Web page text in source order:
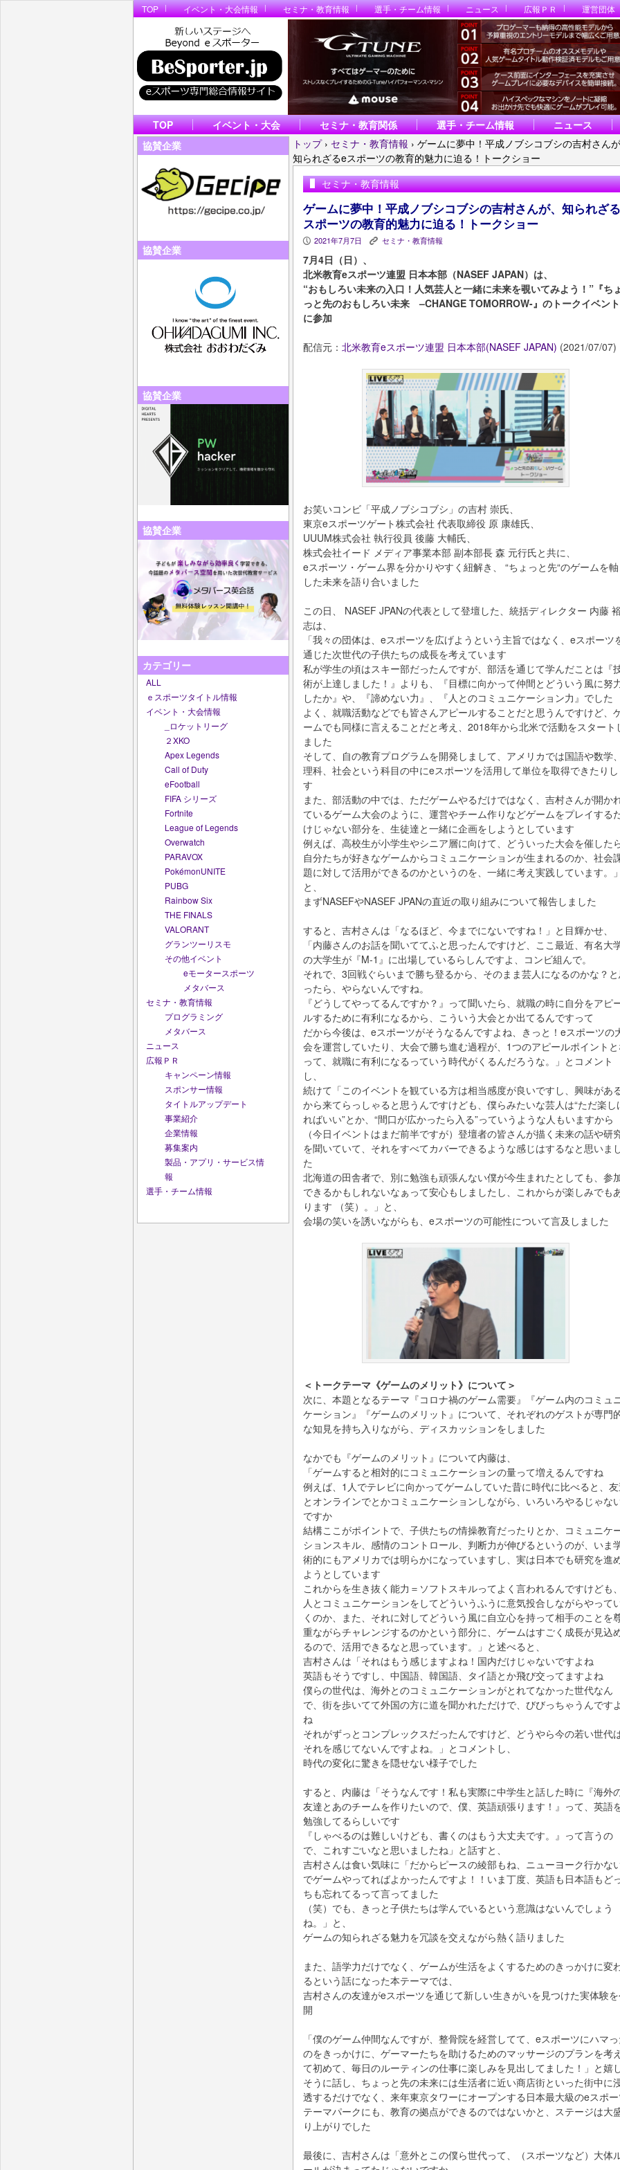
TOP イベント・大会情報 セミナ・教育情報 選手・チーム情報 ニュース 広報ＰＲ 運営団体
TOP イベント・大会 セミナ・教育関係 選手・チーム情報 ニュース
協賛企業
協賛企業
協賛企業
協賛企業
カテゴリー
ALL
ｅスポーツタイトル情報
イベント・大会情報
_ロケットリーグ
２XKO
Apex Legends
Call of Duty
eFootball
FIFA シリーズ
Fortnite
League of Legends
Overwatch
PARAVOX
PokémonUNITE
PUBG
Rainbow Six
THE FINALS
VALORANT
グランツーリスモ
その他イベント
eモータースポーツ
メタバース
セミナ・教育情報
プログラミング
メタバース
ニュース
広報ＰＲ
キャンペーン情報
スポンサー情報
タイトルアップデート
事業紹介
企業情報
募集案内
製品・アプリ・サービス情
報
選手・チーム情報
トップ › セミナ・教育情報 › ゲームに夢中！平成ノブシコブシの吉村さんが
知られざるeスポーツの教育的魅力に迫る！トークショー
セミナ・教育情報
ゲームに夢中！平成ノブシコブシの吉村さんが、知られざ
スポーツの教育的魅力に迫る！トークショー
P 2021年7月7日 K セミナ・教育情報
7月4日（日）、
北米教育eスポーツ連盟 日本本部（NASEF JAPAN）は、
“おもしろい未来の入口！人気芸人と一緒に未来を覗いてみよう！”『ちょ
っと先のおもしろい未来 –CHANGE TOMORROW-』のトークイベント
に参加
配信元： 北米教育eスポーツ連盟 日本本部(NASEF JAPAN) (2021/07/07)
お笑いコンビ「平成ノブシコブシ」の吉村 崇氏、
東京eスポーツゲート株式会社 代表取締役 原 康雄氏、
UUUM株式会社 執行役員 後藤 大輔氏、
株式会社イード メディア事業本部 副本部長 森 元行氏と共に、
eスポーツ・ゲーム界を分かりやすく紐解き、 “ちょっと先“のゲームを軸
した未来を語り合いました
この日、 NASEF JPANの代表として登壇した、統括ディレクター 内藤
志は、
「我々の団体は、eスポーツを広げようという主旨ではなく、eスポーツ
通じた次世代の子供たちの成長を考えています
私が学生の頃はスキー部だったんですが、部活を通じて学んだことは『
術が上達しました！』よりも、『目標に向かって仲間とどういう風に努
したか』や、『諦めない力』、『人とのコミュニケーション力』でした
よく、就職活動などでも皆さんアピールすることだと思うんですけど、
ームでも同様に言えることだと考え、2018年から北米で活動をスタート
ました
そして、自の教育プログラムを開発しまして、アメリカでは国語や数学、
理科、社会という科目の中にeスポーツを活用して単位を取得できたりし
す
また、部活動の中では、ただゲームやるだけではなく、吉村さんが開か
ているゲーム大会のように、運営やチーム作りなどゲームをプレイする
けじゃない部分を、生徒達と一緒に企画をしようとしています
例えば、高校生が小学生やシニア層に向けて、どういった大会を催した
自分たちが好きなゲームからコミュニケーションが生まれるのか、社会
題に対して活用ができるのかというのを、一緒に考え実践しています。」
と、
まずNASEFやNASEF JPANの直近の取り組みについて報告しました
すると、吉村さんは「なるほど、今までにないですね！」と目輝かせ、
「内藤さんのお話を聞いててふと思ったんですけど、ここ最近、有名大
の大学生が『M-1』に出場しているらしんですよ、コンビ組んで。
それで、3回戦ぐらいまで勝ち登るから、そのまま芸人になるのかな？
ったら、やらないんですね。
『どうしてやってるんですか？』って聞いたら、就職の時に自分をアピ
ルするために有利になるから、こういう大会とか出てるんですって
だから今後は、eスポーツがそうなるんですよね、きっと！eスポーツの
会を運営していたり、大会で勝ち進む過程が、1つのアピールポイント
って、就職に有利になるっていう時代がくるんだろうな。」とコメント
し、
続けて「このイベントを観ている方は相当感度が良いですし、興味があ
から来てらっしゃると思うんですけども、僕らみたいな芸人は“ただ楽し
ればいい”とか、“間口が広かったら入る”っていうような人もいますから
（今日イベントはまだ前半ですが）登壇者の皆さんが描く未来の話や研
を聞いていて、それをすべてカバーできるような感じはするなと思いま
た
北海道の田舎者で、別に勉強も頑張んない僕が今生まれたとしても、参
できるかもしれないなぁって安心もしましたし、これからが楽しみでも
ります （笑）。」と、
会場の笑いを誘いながらも、eスポーツの可能性について言及しました
＜トークテーマ《ゲームのメリット》について＞
次に、本題となるテーマ『コロナ禍のゲーム需要』『ゲーム内のコミュ
ケーション』『ゲームのメリット』について、それぞれのゲストが専門
な知見を持ち入りながら、ディスカッションをしました
なかでも『ゲームのメリット』について内藤は、
「ゲームすると相対的にコミュニケーションの量って増えるんですね
例えば、1人でテレビに向かってゲームしていた昔に時代に比べると、
とオンラインでとかコミュニケーションしながら、いろいろやるじゃな
ですか
結構ここがポイントで、子供たちの情操教育だったりとか、コミュニケ
ションスキル、感情のコントロール、判断力が伸びるというのが、いま
術的にもアメリカでは明らかになっていますし、実は日本でも研究を進
ようとしています
これからを生き抜く能力＝ソフトスキルってよく言われるんですけども、
人とコミュニケーションをしてどういうふうに意気投合しながらやって
くのか、また、それに対してどういう風に自立心を持って相手のことを
重ながらチャレンジするのかという部分に、ゲームはすごく成長が見込
るので、活用できるなと思っています。」と述べると、
吉村さんは「それはもう感じますよね！国内だけじゃないですよね
英語もそうですし、中国語、韓国語、タイ語とか飛び交ってますよね
僕らの世代は、海外とのコミュニケーションがとれてなかった世代なん
で、街を歩いてて外国の方に道を聞かれただけで、びびっちゃうんですよ
ね
それがずっとコンプレックスだったんですけど、どうやら今の若い世代
それを感じてないんですよね。」とコメントし、
時代の変化に驚きを隠せない様子でした
すると、内藤は「そうなんです！私も実際に中学生と話した時に『海外
友達とあのチームを作りたいので、僕、英語頑張ります！』って、英語
勉強してるらしいです
『しゃべるのは難しいけども、書くのはもう大丈夫です。』って言うの
で、これすごいなと思いましたね」と話すと、
吉村さんは食い気味に「だからピースの綾部もね、ニューヨーク行かな
でゲームやってればよかったんですよ！！いま丁度、英語も日本語もど
ちも忘れてるって言ってました
（笑）でも、きっと子供たちは学んでいるという意識はないんでしょう
ね。」と、
ゲームの知られざる魅力を冗談を交えながら熱く語りました
また、語学力だけでなく、ゲームが生活をよくするためのきっかけに変
るという話になった本テーマでは、
吉村さんの友達がeスポーツを通じて新しい生きがいを見つけた実体験
開
「僕のゲーム仲間なんですが、整骨院を経営してて、eスポーツにハマっ
のをきっかけに、ゲーマーたちを助けるためのマッサージのプランを考え
て初めて、毎日のルーティンの仕事に楽しみを見出してました！」と嬉
そうに話し、ちょっと先の未来には生活者に近い商店街といった街中に
透するだけでなく、来年東京タワーにオープンする日本最大級のeスポ
テーマパークにも、教育の拠点ができるのではないかと、ステージは大
り上がりでした
最後に、吉村さんは「意外とこの僕ら世代って、（スポーツなど）大体